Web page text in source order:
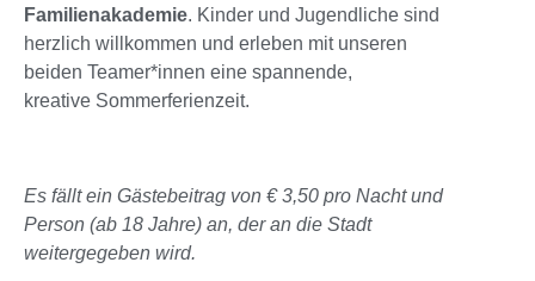
Familienakademie. Kinder und Jugendliche sind
herzlich willkommen und erleben mit unseren
beiden Teamer*innen eine spannende,
kreative Sommerferienzeit.
Es fällt ein Gästebeitrag von € 3,50 pro Nacht und
Person (ab 18 Jahre) an, der an die Stadt
weitergegeben wird.